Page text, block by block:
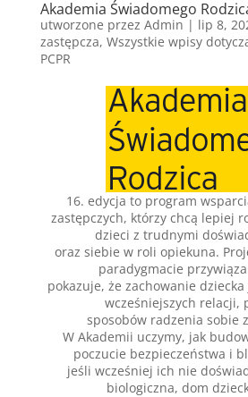
Akademia Świadomego
utworzone przez Admin | lip 8,
zastępcza, Wszystkie wpisy
PCPR
16. edycja to program
zastępczych, którzy chcą lepiej
dzieci z trudnymi
oraz siebie w roli opiekuna.
paradygmacie
pokazuje, że zachowanie
wcześniejszych relacji,
sposobów radzenia sobie
W Akademii uczymy, jak
poczucie bezpieczeństwa i
jeśli wcześniej ich nie
biologiczna, dom